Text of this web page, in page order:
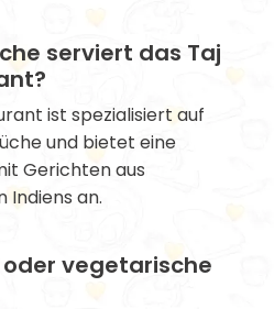
serviert das Taj
ist spezialisiert auf
und bietet eine
Gerichten aus
Indiens an.
vegetarische